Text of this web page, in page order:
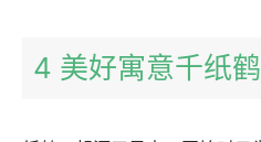
4 美好寓意千纸